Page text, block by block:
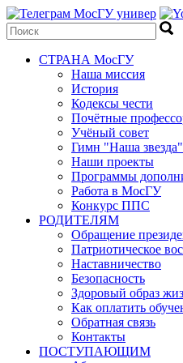
СТРАНА МосГУ
Наша миссия
История
Кодексы чести
Почётные
Учёный совет
Гимн "Наша звезда"
Наши проекты
Программы
Работа в МосГУ
Конкурс ППС
РОДИТЕЛЯМ
Обращение
Патриотическое
Наставничество
Безопасность
Здоровый образ
Как оплатить
Обратная связь
Контакты
ПОСТУПАЮЩИМ